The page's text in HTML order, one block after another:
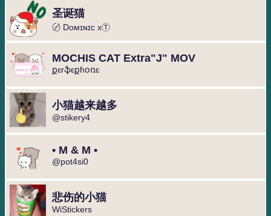
圣诞猫
〄 Dᴏᴍɪɴɪᴄ xⓉ
MOCHIS CAT Extra"J" MOV
քɛrֆɛքɦօռɛ
小猫越来越多
@stikery4
• M & M •
@pot4si0
悲伤的小猫
WiStickers